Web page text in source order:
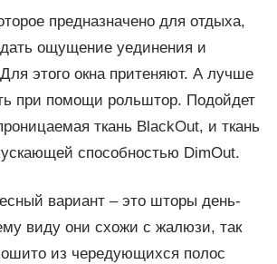
предназначено для отдыха,
ощущение уединения и
этого окна притеняют. А лучше
при помощи рольштор. Подойдет
ткань BlackOut, и ткань
способностью DimOut.
вариант – это шторы день-
виду они схожи с жалюзи, так
из чередующихся полос